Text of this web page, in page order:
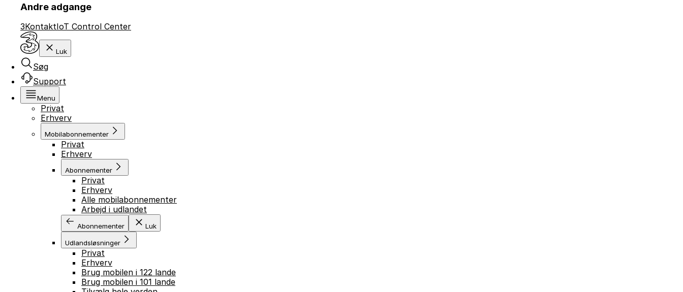
Andre adgange
3KontaktIoT Control Center
Luk
Søg
Support
Menu
Privat
Erhverv
Mobilabonnementer
Privat
Erhverv
Abonnementer
Privat
Erhverv
Alle mobilabonnementer
Arbejd i udlandet
Abonnementer Luk
Udlandsløsninger
Privat
Erhverv
Brug mobilen i 122 lande
Brug mobilen i 101 lande